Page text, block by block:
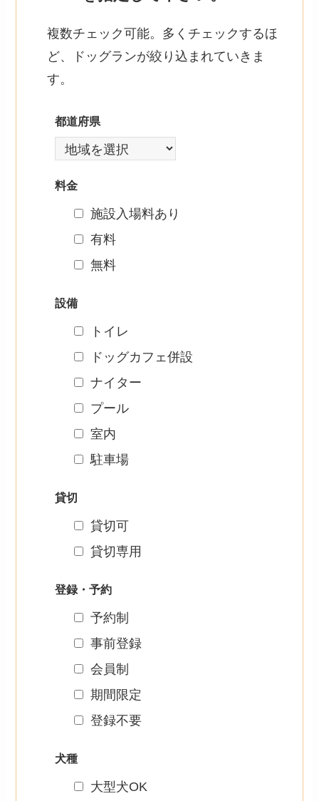
複数チェック可能。多くチェックするほ
ど、ドッグランが絞り込まれていきま
す。
都道府県
料金
施設入場料あり
有料
無料
設備
トイレ
ドッグカフェ併設
ナイター
プール
室内
駐車場
貸切
貸切可
貸切専用
登録・予約
予約制
事前登録
会員制
期間限定
登録不要
犬種
大型犬OK